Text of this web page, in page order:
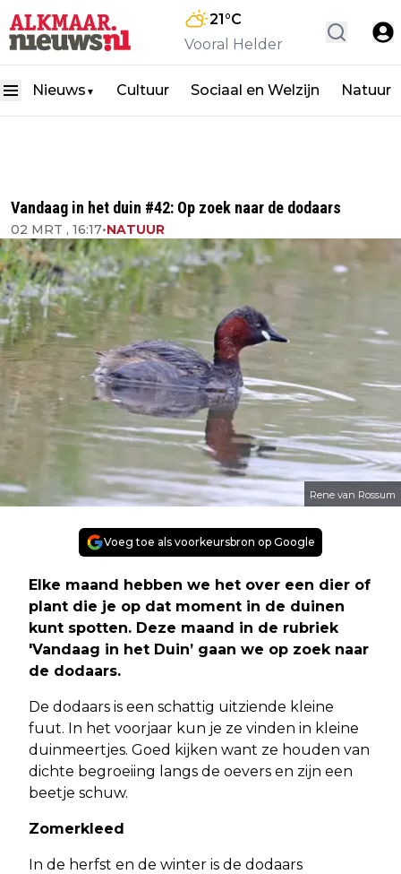
21°C
Vooral Helder
Nieuws ▼ Cultuur Sociaal en Welzijn Natuur
Vandaag in het duin #42: Op zoek naar de dodaars
02 MRT , 16:17•NATUUR
Rene van Rossum
Voeg toe als voorkeursbron op Google
Elke maand hebben we het over een dier of
plant die je op dat moment in de duinen
kunt spotten. Deze maand in de rubriek
'Vandaag in het Duin’ gaan we op zoek naar
de dodaars.
De dodaars is een schattig uitziende kleine
fuut. In het voorjaar kun je ze vinden in kleine
duinmeertjes. Goed kijken want ze houden van
dichte begroeiing langs de oevers en zijn een
beetje schuw.
Zomerkleed
In de herfst en de winter is de dodaars